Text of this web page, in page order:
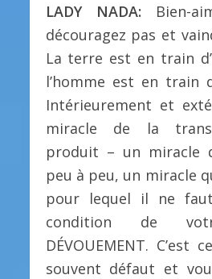
LADY NADA: Bien-
découragez pas et
La terre est en train
l’homme est en train
Intérieurement et
miracle de la
produit – un miracle
peu à peu, un miracle
pour lequel il ne faut
condition de
DÉVOUEMENT. C’est
souvent défaut et